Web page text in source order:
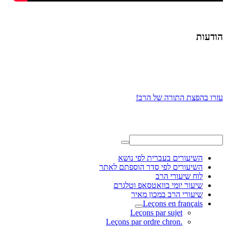
הודעות
עזרו בהפצת התורה של הרב!
השיעורים בעברית לפי נושא
השיעורים לפי סדר הוספתם לאתר
לוח שיעורי הרב
שיעור יומי בוואטסאפ וטלגרם
שיעורי הרב במכון מאיר
Leçons en français
Leçons par sujet
.Leçons par ordre chron